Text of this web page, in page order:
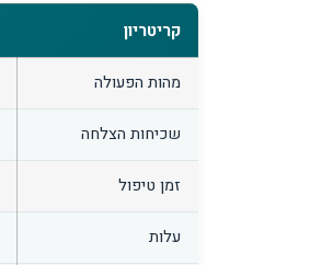
קריטריון
מהות הפעולה
שכיחות הצלחה
זמן טיפול
עלות